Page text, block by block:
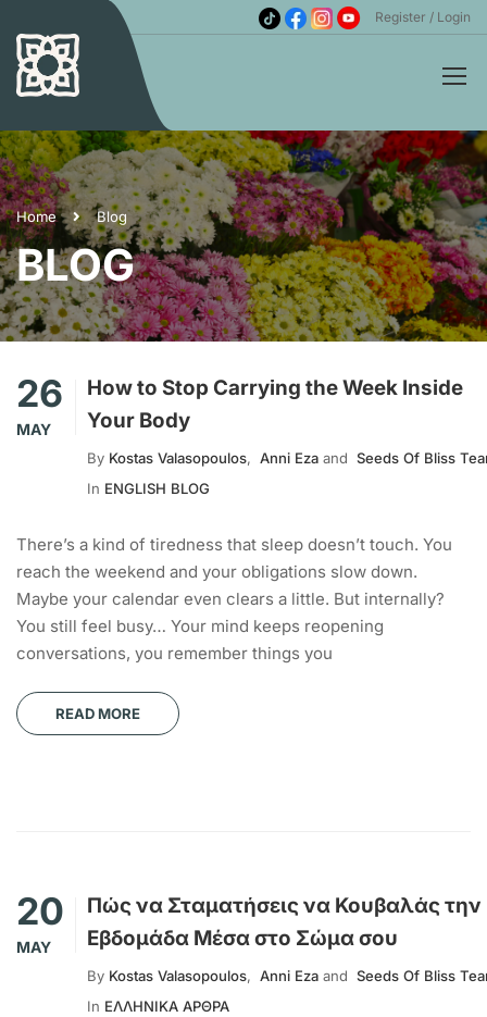
Register Login
Home Blog
BLOG
26
MAY
How to Stop Carrying the Week Inside
Your Body
By Kostas Valasopoulos, Anni Eza and Seeds Of Bliss
In ENGLISH BLOG
There’s a kind of tiredness that sleep doesn’t touch. You
reach the weekend and your obligations slow down.
Maybe your calendar even clears a little. But internally?
You still feel busy… Your mind keeps reopening
conversations, you remember things you
READ MORE
20
MAY
Πώς να Σταματήσεις να Κουβαλάς την
Εβδομάδα Μέσα στο Σώμα σου
By Kostas Valasopoulos, Anni Eza and Seeds Of Bliss
In ΕΛΛΗΝΙΚΑ ΑΡΘΡΑ